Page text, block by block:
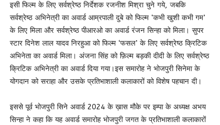
इसी फिल्म के लिए सर्वश्रेष्ठ निर्देशक रजनीश मिश्रा चुने गये, जबकि
सर्वश्रेष्ठ अभिनेत्री का अवार्ड आम्रपाली दुबे को फिल्म ‘कभी खुशी कभी गम’
के लिए मिला और सर्वश्रेष्ठ पीआरओ का अवार्ड रंजन सिन्हा को मिला। सुपर
स्टार दिनेश लाल यादव निरहुआ को फिल्म ‘फसल’ के लिए सर्वश्रेष्ठ क्रिटिक
अभिनेता का अवार्ड मिला। अंजना सिंह को फ़िल्म बड़की दीदी के लिए सर्वश्रेष्ठ
क्रिटिक अभिनेत्री का अवार्ड दिया गया।इस समारोह ने भोजपुरी सिनेमा के
योगदान को सराहा और उसके प्रतिभाशाली कलाकारों को विशेष पहचान दी।
इससे पूर्व भोजपुरी सिने अवार्ड 2024 के ख़ास मौके पर इम्पा के अध्यक्ष अभय
सिन्हा ने कहा कि यह अवार्ड समारोह भोजपुरी जगत के प्रतिभाशाली कलाकारों